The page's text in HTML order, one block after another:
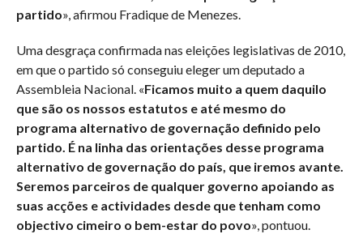
partido», afirmou Fradique de Menezes.
Uma desgraça confirmada nas eleições legislativas de 2010,
em que o partido só conseguiu eleger um deputado a
Assembleia Nacional. «Ficamos muito a quem daquilo
que são os nossos estatutos e até mesmo do
programa alternativo de governação definido pelo
partido. É na linha das orientações desse programa
alternativo de governação do país, que iremos avante.
Seremos parceiros de qualquer governo apoiando as
suas acções e actividades desde que tenham como
objectivo cimeiro o bem-estar do povo», pontuou.